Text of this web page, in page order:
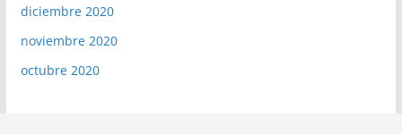
diciembre 2020
noviembre 2020
octubre 2020